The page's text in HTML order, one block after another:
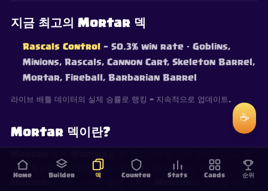
지금 최고의 Mortar 덱
Rascals Control — 50.3% win rate · Goblins,
Minions, Rascals, Cannon Cart, Skeleton Barrel,
Mortar, Fireball, Barbarian Barrel
라이브 배틀 데이터의 실제 승률로 랭킹 — 지속적으로 업데이트.
Mortar 덱이란?
격의 축으로 보호하며 상대 타워까지 보내야 하는 카드가
Home Builder 덱 Counter Stats Cards 순위
☕